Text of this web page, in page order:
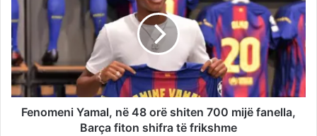
Fenomeni Yamal, në 48 orë shiten 700 mijë fanella,
Barça fiton shifra të frikshme